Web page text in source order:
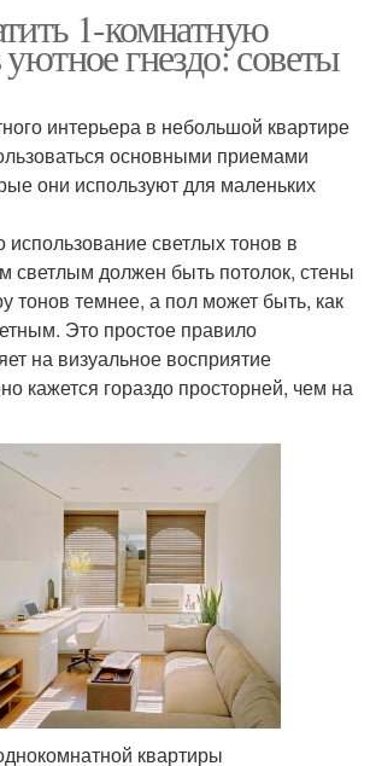
1-комнатную
гнездо: советы
интерьера в небольшой квартире
основными приемами
они используют для маленьких
использование светлых тонов в
светлым должен быть потолок, стены
тонов темнее, а пол может быть, как
Это простое правило
на визуальное восприятие
кажется гораздо просторней, чем на
квартиры